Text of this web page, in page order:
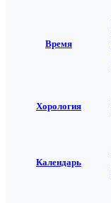
Время
Хорология
Календарь